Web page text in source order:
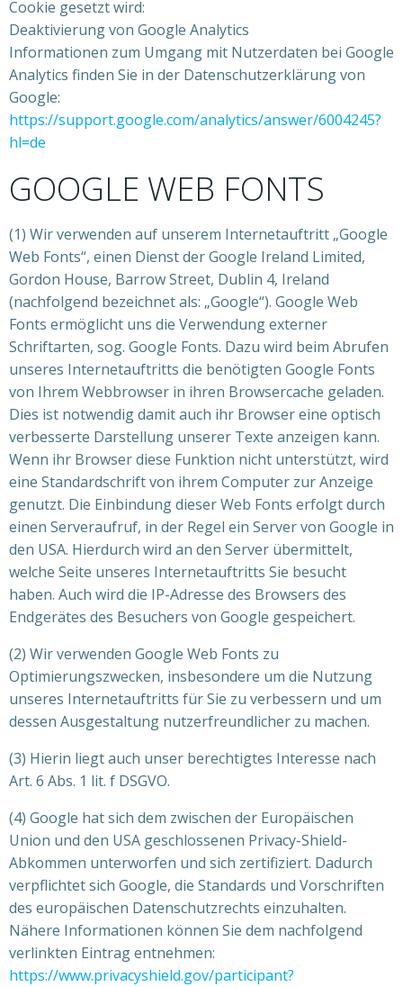
Cookie gesetzt wird:
Deaktivierung von Google Analytics
Informationen zum Umgang mit Nutzerdaten bei Google
Analytics finden Sie in der Datenschutzerklärung von
Google:
https://support.google.com/analytics/answer/6004245?
hl=de
GOOGLE WEB FONTS
(1) Wir verwenden auf unserem Internetauftritt „Google
Web Fonts“, einen Dienst der Google Ireland Limited,
Gordon House, Barrow Street, Dublin 4, Ireland
(nachfolgend bezeichnet als: „Google“). Google Web
Fonts ermöglicht uns die Verwendung externer
Schriftarten, sog. Google Fonts. Dazu wird beim Abrufen
unseres Internetauftritts die benötigten Google Fonts
von Ihrem Webbrowser in ihren Browsercache geladen.
Dies ist notwendig damit auch ihr Browser eine optisch
verbesserte Darstellung unserer Texte anzeigen kann.
Wenn ihr Browser diese Funktion nicht unterstützt, wird
eine Standardschrift von ihrem Computer zur Anzeige
genutzt. Die Einbindung dieser Web Fonts erfolgt durch
einen Serveraufruf, in der Regel ein Server von Google in
den USA. Hierdurch wird an den Server übermittelt,
welche Seite unseres Internetauftritts Sie besucht
haben. Auch wird die IP-Adresse des Browsers des
Endgerätes des Besuchers von Google gespeichert.
(2) Wir verwenden Google Web Fonts zu
Optimierungszwecken, insbesondere um die Nutzung
unseres Internetauftritts für Sie zu verbessern und um
dessen Ausgestaltung nutzerfreundlicher zu machen.
(3) Hierin liegt auch unser berechtigtes Interesse nach
Art. 6 Abs. 1 lit. f DSGVO.
(4) Google hat sich dem zwischen der Europäischen
Union und den USA geschlossenen Privacy-Shield-
Abkommen unterworfen und sich zertifiziert. Dadurch
verpflichtet sich Google, die Standards und Vorschriften
des europäischen Datenschutzrechts einzuhalten.
Nähere Informationen können Sie dem nachfolgend
verlinkten Eintrag entnehmen:
https://www.privacyshield.gov/participant?